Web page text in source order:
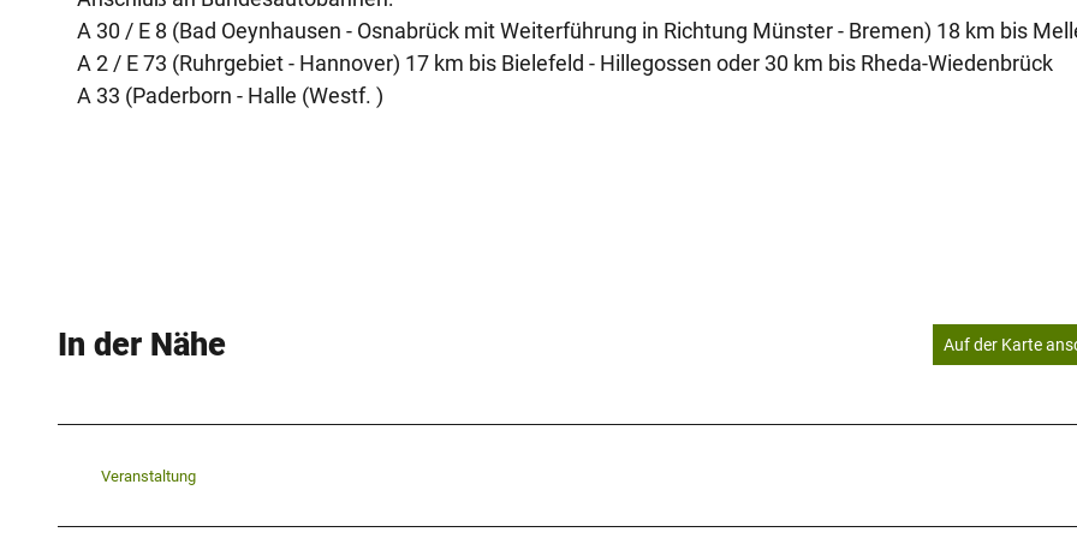
A 30 / E 8 (Bad Oeynhausen - Osnabrück mit Weiterführung in Richtung Münster - Bremen) 18 km bis
A 2 / E 73 (Ruhrgebiet - Hannover) 17 km bis Bielefeld - Hillegossen oder 30 km bis Rheda-Wiedenbrück
A 33 (Paderborn - Halle (Westf. )
In der Nähe Auf der Karte
Veranstaltung